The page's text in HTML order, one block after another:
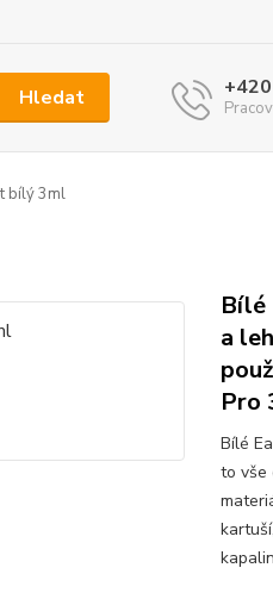
Hledat
bílý 3ml
Bílé
a
Pro
Bílé
to vše